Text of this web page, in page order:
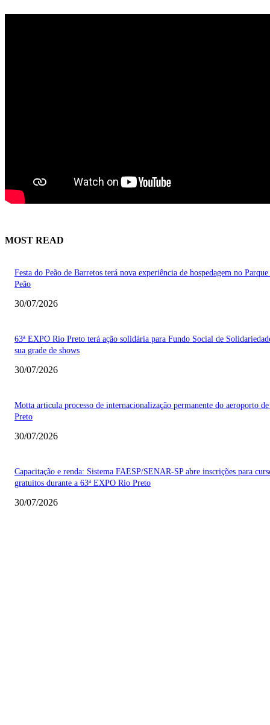
MOST READ
Festa do Peão de Barretos terá nova experiência de hospedagem no
Peão
30/07/2026
63ª EXPO Rio Preto terá ação solidária para Fundo Social de
sua grade de shows
30/07/2026
Motta articula processo de internacionalização permanente do aeroporto
Preto
30/07/2026
Capacitação e renda: Sistema FAESP/SENAR-SP abre inscrições para
gratuitos durante a 63ª EXPO Rio Preto
30/07/2026